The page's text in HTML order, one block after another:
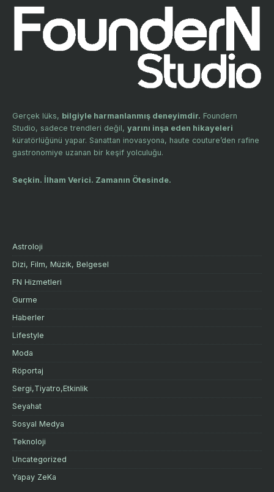
Gerçek lüks, bilgiyle harmanlanmış deneyimdir. Foundern
Studio, sadece trendleri değil, yarını inşa eden hikayeleri
küratörlüğünü yapar. Sanattan inovasyona, haute couture’den rafine
gastronomiye uzanan bir keşif yolculuğu.
Seçkin. İlham Verici. Zamanın Ötesinde.
Astroloji
Dizi, Film, Müzik, Belgesel
FN Hizmetleri
Gurme
Haberler
Lifestyle
Moda
Röportaj
Sergi,Tiyatro,Etkinlik
Seyahat
Sosyal Medya
Teknoloji
Uncategorized
Yapay ZeKa